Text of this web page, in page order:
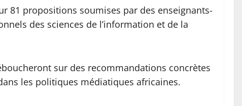
81 propositions soumises par des enseignants-
des sciences de l’information et de la
sur des recommandations concrètes
les politiques médiatiques africaines.